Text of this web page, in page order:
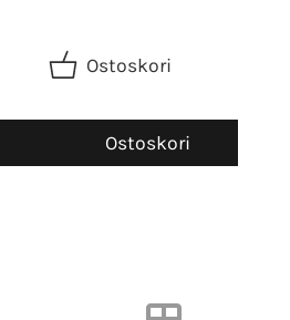
Ostoskori
Ostoskori